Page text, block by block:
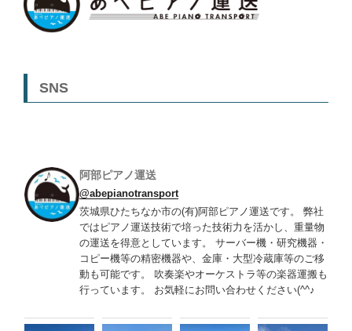
SNS
阿部ピアノ運送
@abepianotransport
茨城県ひたちなか市の(有)阿部ピアノ運送です。 弊社
ではピアノ運送技術で培った技術力を活かし、重量物
の運送を得意としています。 サーバー機・研究機器・
コピー機等の精密機器や、金庫・大型冷蔵庫等のご移
動も可能です。 吹奏楽やオーケストラ等の楽器運搬も
行っています。 お気軽にお問い合わせください(^^♪